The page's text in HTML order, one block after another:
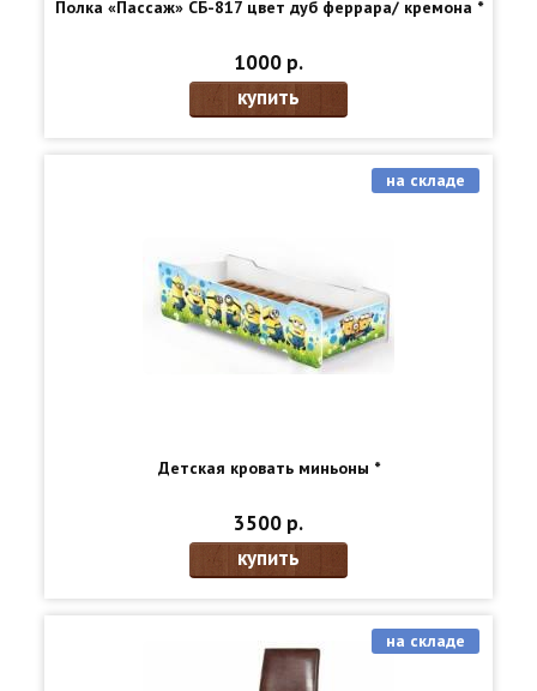
Полка «Пассаж» СБ-817 цвет дуб феррара/ кремона *
1000 р.
купить
Детская кровать миньоны *
на складе
3500 р.
купить
на складе